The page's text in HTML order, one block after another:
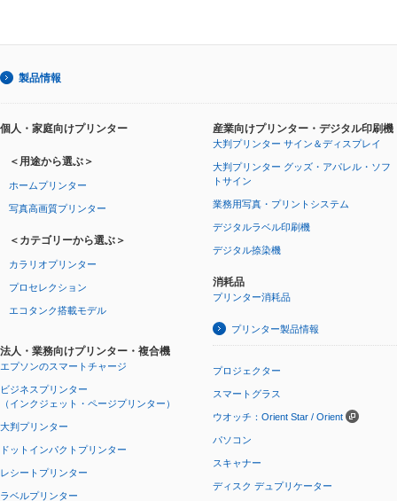
製品情報
個人・家庭向けプリンター
＜用途から選ぶ＞
ホームプリンター
写真高画質プリンター
＜カテゴリーから選ぶ＞
カラリオプリンター
プロセレクション
エコタンク搭載モデル
法人・業務向けプリンター・複合機
エプソンのスマートチャージ
ビジネスプリンター
（インクジェット・ページプリンター）
大判プリンター
ドットインパクトプリンター
レシートプリンター
ラベルプリンター
産業向けプリンター・デジタル印刷機
大判プリンター サイン＆ディスプレイ
大判プリンター グッズ・アパレル・ソフ
トサイン
業務用写真・プリントシステム
デジタルラベル印刷機
デジタル捺染機
消耗品
プリンター消耗品
プリンター製品情報
プロジェクター
スマートグラス
ウオッチ：Orient Star / Orient
パソコン
スキャナー
ディスク デュプリケーター